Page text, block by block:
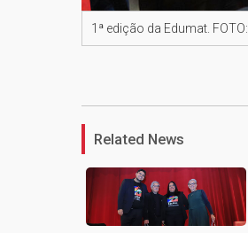
1ª edição da Edumat.
Related News